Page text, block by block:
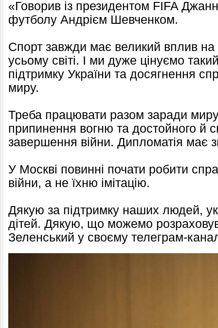
«Говорив із президентом FIFA
футболу Андрієм Шевченком.
Спорт завжди має великий вплив на
усьому світі. І ми дуже цінуємо
підтримку України та досягнення
миру.
Треба працювати разом заради
припинення вогню та достойного й
завершення війни. Дипломатія має
У Москві повинні почати робити
війни, а не їхню імітацію.
Дякую за підтримку наших людей,
дітей. Дякую, що можемо
Зеленський у своєму телеграм-